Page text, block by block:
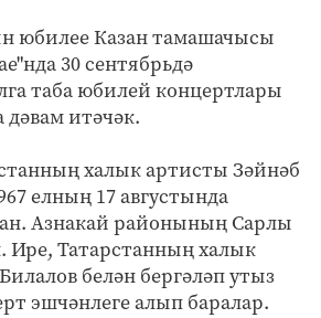
юбилее Казан тамашачысы
30 сентябрьдә
таба юбилей концертлары
дәвам итәчәк.
халык артисты Зәйнәб
елның 17 августында
Азнакай районының Сарлы
Ире, Татарстанның халык
белән бергәләп утыз
эшчәнлеге алып баралар.